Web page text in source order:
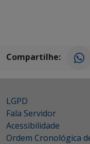
Compartilhe:
LGPD
Fala Servidor
Acessibilidade
Ordem Cronológica